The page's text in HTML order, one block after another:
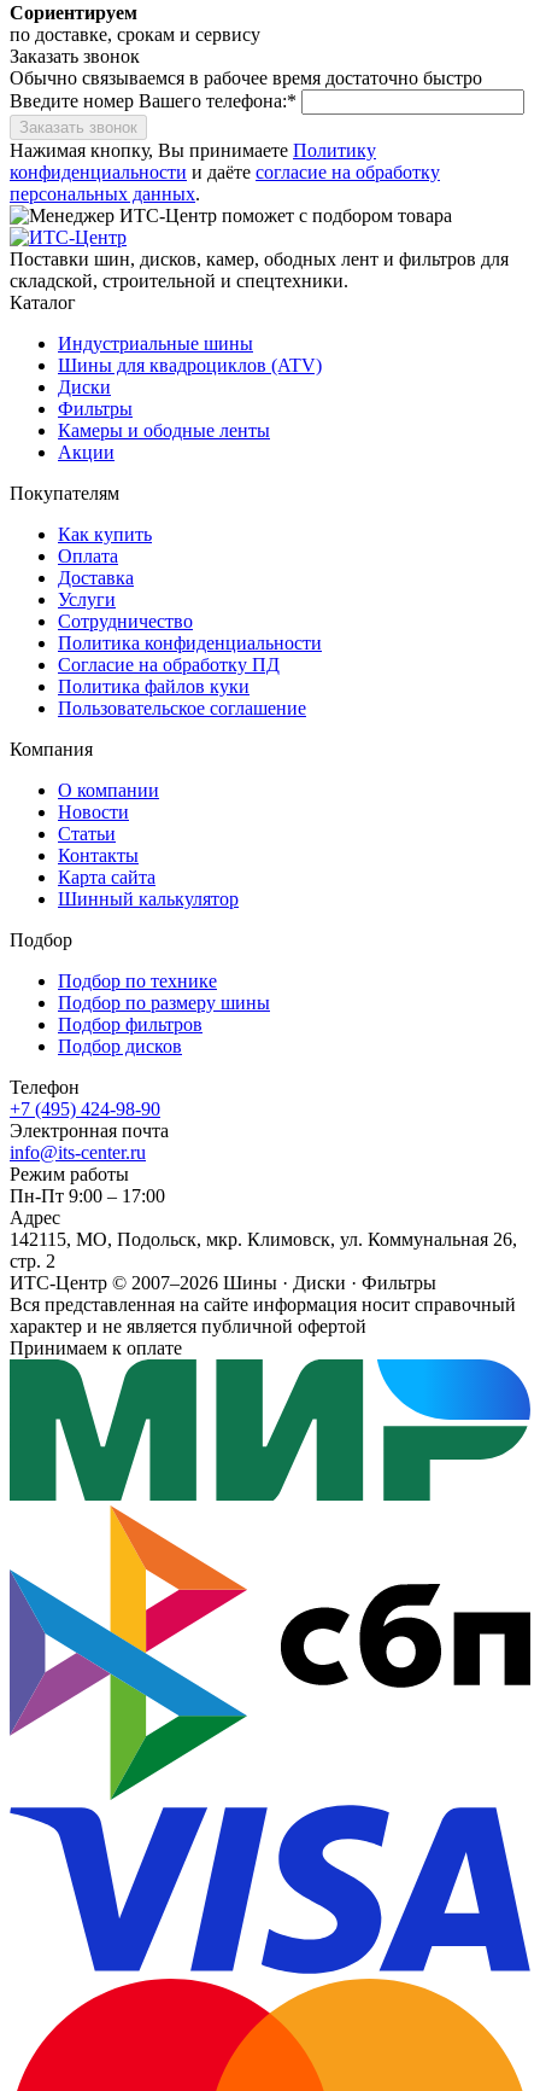
Сориентируем
по доставке, срокам и сервису
Заказать звонок
Обычно связываемся в рабочее время достаточно быстро
Введите номер Вашего телефона:*
Заказать звонок
Нажимая кнопку, Вы принимаете Политику
конфиденциальности и даёте согласие на обработку
персональных данных.
Поставки шин, дисков, камер, ободных лент и фильтров для
складской, строительной и спецтехники.
Каталог
Индустриальные шины
Шины для квадроциклов (ATV)
Диски
Фильтры
Камеры и ободные ленты
Акции
Покупателям
Как купить
Оплата
Доставка
Услуги
Сотрудничество
Политика конфиденциальности
Согласие на обработку ПД
Политика файлов куки
Пользовательское соглашение
Компания
О компании
Новости
Статьи
Контакты
Карта сайта
Шинный калькулятор
Подбор
Подбор по технике
Подбор по размеру шины
Подбор фильтров
Подбор дисков
Телефон
+7 (495) 424-98-90
Электронная почта
info@its-center.ru
Режим работы
Пн-Пт 9:00 – 17:00
Адрес
142115, МО, Подольск, мкр. Климовск, ул. Коммунальная 26,
стр. 2
ИТС-Центр © 2007–2026 Шины · Диски · Фильтры
Вся представленная на сайте информация носит справочный
характер и не является публичной офертой
Принимаем к оплате